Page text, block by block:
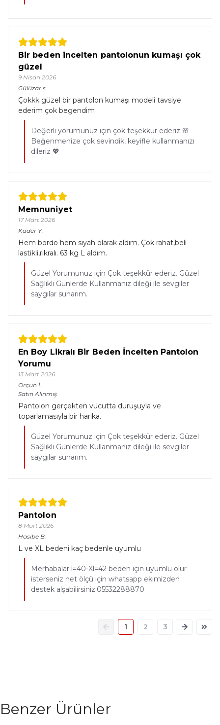
Bir beden incelten pantolonun kumaşı çok
güzel
9 Nisan 2026
Gülüzar s.
Çokkk güzel bir pantolon kumaşı modeli tavsiye
ederim çok begendim
Değerli yorumunuz için çok teşekkür ederiz 🌸
Beğenmenize çok sevindik, keyifle kullanmanızı
dileriz 💖
Memnuniyet
17 Mart 2026
Kader Y.
Hem bordo hem siyah olarak aldım. Çok rahat,beli
lastikli,rikralı. 63 kg L aldım.
Güzel Yorumunuz için Çok teşekkür ederiz. Güzel
Sağlıklı Günlerde Kullanmanız dileği ile sevgiler
saygılar sunarım.
En Boy Likralı Bir Beden İncelten Pantolon
Yorumu
13 Mart 2026
Orçun İ.
Satın Alınmış
Pantolon gerçekten vücutta duruşuyla ve
toparlamasıyla bir harika.
Güzel Yorumunuz için Çok teşekkür ederiz. Güzel
Sağlıklı Günlerde Kullanmanız dileği ile sevgiler
saygılar sunarım.
Pantolon
8 Mart 2026
Hasibe B.
L ve XL bedeni kaç bedenle uyumlu
Merhabalar l=40-Xl=42 beden için uyumlu olur
isterseniz net ölçü için whatsapp ekimizden
destek alşabilirsiniz.05532288870
1 2 3
Benzer Ürünler